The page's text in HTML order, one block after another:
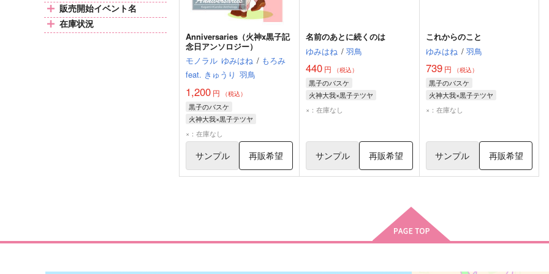
販売開始イベント名
在庫状況
Anniversaries（火神x黒子記
念日アンソロジー）
モノラル ゆみはね / もろみ
feat. きゅうり 羽鳥
1,200 円 （税込）
黒子のバスケ
火神大我×黒子テツヤ
火神大我
×：在庫なし
サンプル 再販希望
名前のあとに続くのは
ゆみはね / 羽鳥
440円 （税込）
黒子のバスケ
火神大我×黒子テツヤ
火神大我
×：在庫なし
サンプル 再販希望
これからのこと
ゆみはね / 羽鳥
739円 （税込）
黒子のバスケ
火神大我×黒子テツヤ
火神大我
×：在庫なし
サンプル 再販希望